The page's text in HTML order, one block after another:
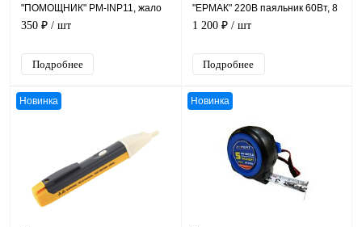
"ПОМОЩНИК" PM-INP11, жало
"отвертка" 4 мм, 220B, 40Вт
350 ₽ / шт
Подробнее
"ЕРМАК" 220В паяльник 60Вт, 8
предметов
1 200 ₽ / шт
Подробнее
Новинка Новинка